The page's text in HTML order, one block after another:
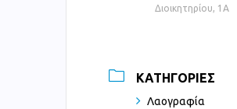
Διοικητηρίου, 1Α
ΚΑΤΗΓΟΡΊΕΣ
Λαογραφία